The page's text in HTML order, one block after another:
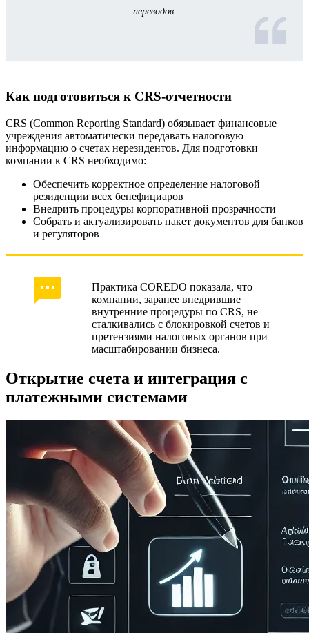
переводов.
Как подготовиться к CRS-отчетности
CRS (Common Reporting Standard) обязывает финансовые
учреждения автоматически передавать налоговую
информацию о счетах нерезидентов. Для подготовки
компании к CRS необходимо:
Обеспечить корректное определение налоговой
резиденции всех бенефициаров
Внедрить процедуры корпоративной прозрачности
Собрать и актуализировать пакет документов для банков
и регуляторов
Практика COREDO показала, что
компании, заранее внедрившие
внутренние процедуры по CRS, не
сталкивались с блокировкой счетов и
претензиями налоговых органов при
масштабировании бизнеса.
Открытие счета и интеграция с
платежными системами